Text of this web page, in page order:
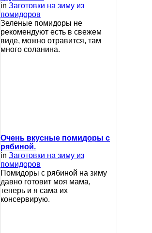
in Заготовки на зиму из
помидоров
Зеленые помидоры не
рекомендуют есть в свежем
виде, можно отравится, там
много соланина.
Очень вкусные помидоры с
рябиной.
in Заготовки на зиму из
помидоров
Помидоры с рябиной на зиму
давно готовит моя мама,
теперь и я сама их
консервирую.